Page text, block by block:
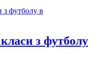
класи з футболу